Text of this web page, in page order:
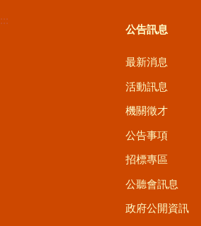
:::
公告訊息
最新消息
活動訊息
機關徵才
公告事項
招標專區
公聽會訊息
政府公開資訊